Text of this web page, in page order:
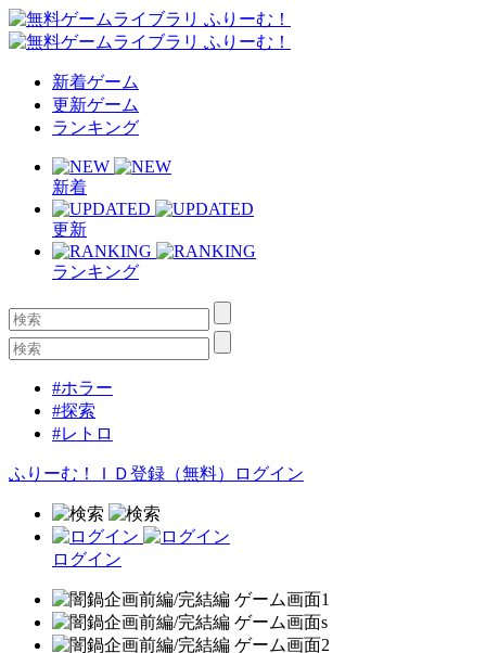
新着ゲーム
更新ゲーム
ランキング
新着
更新
ランキング
#ホラー
#探索
#レトロ
ふりーむ！ＩＤ登録（無料） ログイン
ログイン